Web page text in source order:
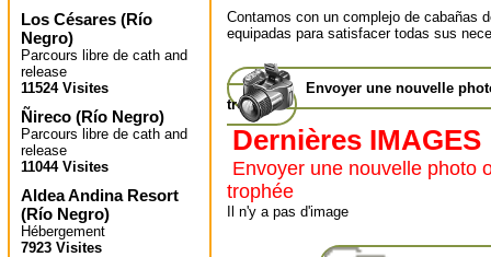
Los Césares (Río
Negro)
Parcours libre de cath and
release
11524 Visites
Ñireco (Río Negro)
Parcours libre de cath and
release
11044 Visites
Aldea Andina Resort
(Río Negro)
Hébergement
7923 Visites
Contamos con un complejo de cabañas
equipadas para satisfacer todas sus
Envoyer une nouvelle
trophée
Dernières IMAGES
Envoyer une nouvelle photo
trophée
Il n'y a pas d'image